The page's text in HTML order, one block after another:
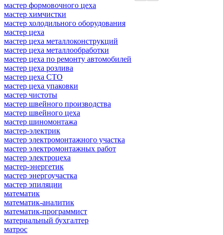
мастер формовочного цеха
мастер химчистки
мастер холодильного оборудования
мастер цеха
мастер цеха металлоконструкций
мастер цеха металлообработки
мастер цеха по ремонту автомобилей
мастер цеха розлива
мастер цеха СТО
мастер цеха упаковки
мастер чистоты
мастер швейного производства
мастер швейного цеха
мастер шиномонтажа
мастер-электрик
мастер электромонтажного участка
мастер электромонтажных работ
мастер электроцеха
мастер-энергетик
мастер энергоучастка
мастер эпиляции
математик
математик-аналитик
математик-программист
материальный бухгалтер
матрос